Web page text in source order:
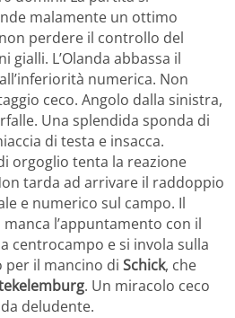
malamente un ottimo
perdere il controllo del
gialli. L’Olanda abbassa il
numerica. Non
ceco. Angolo dalla sinistra,
Una splendida sponda di
di testa e insacca.
orgoglio tenta la reazione
tarda ad arrivare il raddoppio
e numerico sul campo. Il
l’appuntamento con il
centrocampo e si invola sulla
per il mancino di Schick, che
. Un miracolo ceco
deludente.